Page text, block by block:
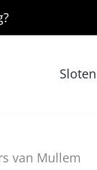
van Mullem